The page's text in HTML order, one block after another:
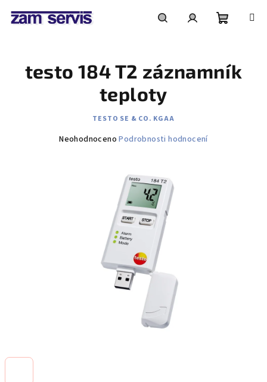
košík
testo 184 T2 záznamník
teploty
TESTO SE & CO. KGAA
Průměrné
Neohodnoceno Podrobnosti hodnocení